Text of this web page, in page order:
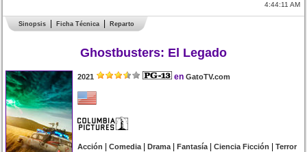
4:44:11 AM
Sinopsis Ficha Técnica Reparto
Ghostbusters: El Legado
2021 en GatoTV.com
Acción |Comedia|Drama|Fantasía|Ciencia Ficción |Terror